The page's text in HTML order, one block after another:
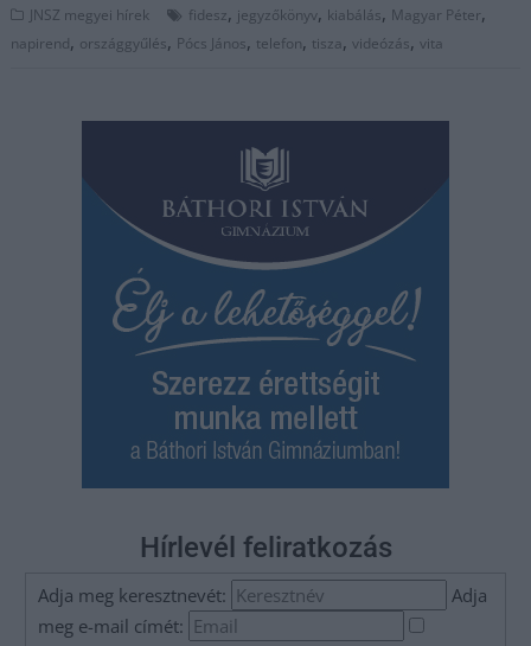
JNSZ megyei hírek fidesz, jegyzőkönyv, kiabálás, Magyar Péter,
napirend, országgyűlés, Pócs János, telefon, tisza,videózás,vita
Hírlevél feliratkozás
Adja meg keresztnevét:
Adja
meg e-mail címét: